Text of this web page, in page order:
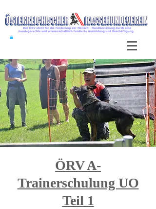
ÖRV A-
Trainerschulung UO
Teil 1